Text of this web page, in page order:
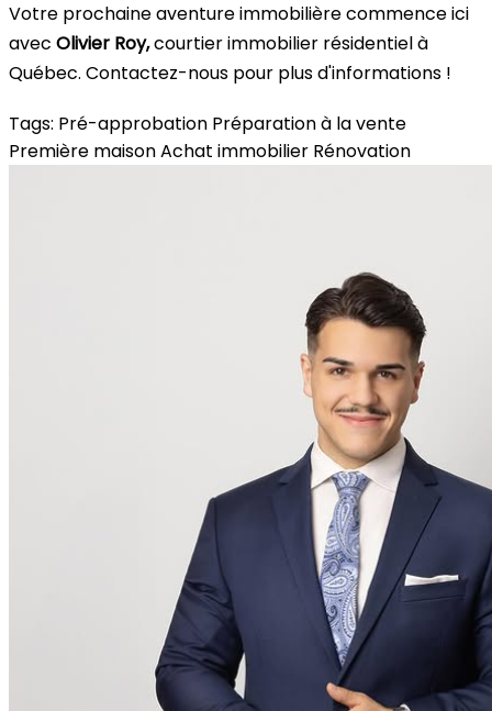
Votre prochaine aventure immobilière commence ici
avec Olivier Roy,courtier immobilier résidentiel à
Québec. Contactez-nous pour plus d'informations !
Tags: Pré-approbation Préparation à la vente
Première maisonAchat immobilier Rénovation